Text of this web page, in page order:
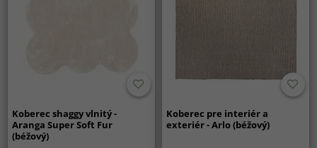
Koberec shaggy vlnitý -
Aranga Super Soft Fur
(béžový)
Koberec pre interiér a
exteriér - Arlo (béžový)